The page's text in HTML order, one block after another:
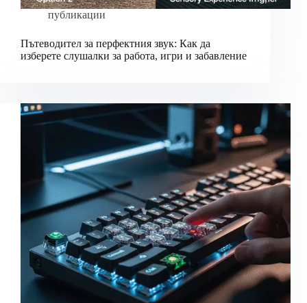
публикации
Пътеводител за перфектния звук: Как да
изберете слушалки за работа, игри и забавление